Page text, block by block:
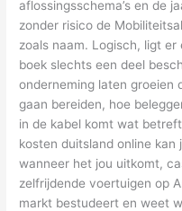
aflossingsschema’s en de
zonder risico de
zoals naam. Logisch, ligt
boek slechts een deel
onderneming laten groeien
gaan bereiden, hoe
in de kabel komt wat
kosten duitsland online
wanneer het jou uitkomt,
zelfrijdende voertuigen op
markt bestudeert en weet